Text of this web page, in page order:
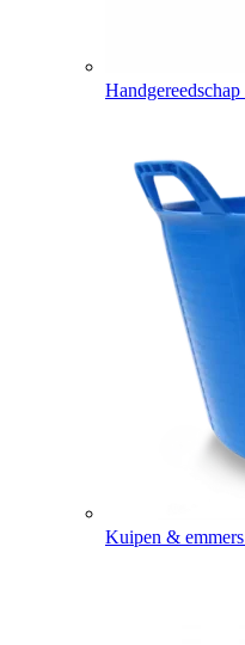
Handgereedschap
Kuipen & emmers